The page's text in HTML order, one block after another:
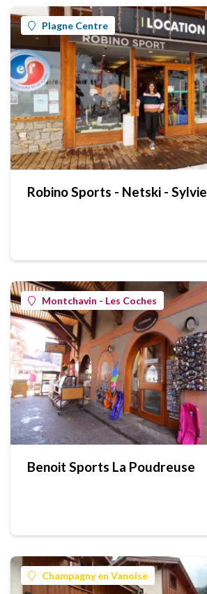
Plagne Centre
Robino Sports - Netski - Sylvie
Montchavin - Les Coches
Benoit Sports La Poudreuse
Champagny en Vanoise